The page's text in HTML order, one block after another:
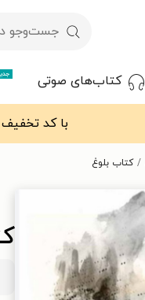
کتاب‌های صوتی
با کد تخفیف OFF30 اولین کتاب الکترونیکی یا صوتی‌ات را با ۳۰٪ تخفیف از طاقچه دریافت کن.
کتاب بلوغ